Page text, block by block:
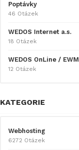
Poptávky
46 Otázek
WEDOS Internet a.s.
18 Otázek
WEDOS OnLine / EWM
12 Otázek
KATEGORIE
Webhosting
6272 Otázek